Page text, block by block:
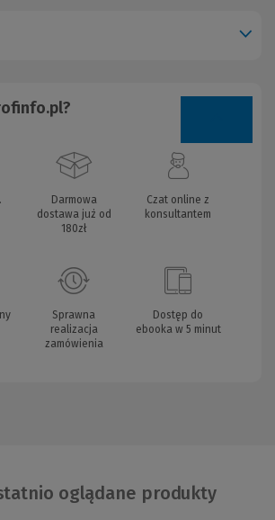
Darmowa
dostawa już od
180zł
Czat online z
konsultantem
Sprawna
realizacja
zamówienia
Dostęp do
ebooka w 5 minut
oglądane produkty